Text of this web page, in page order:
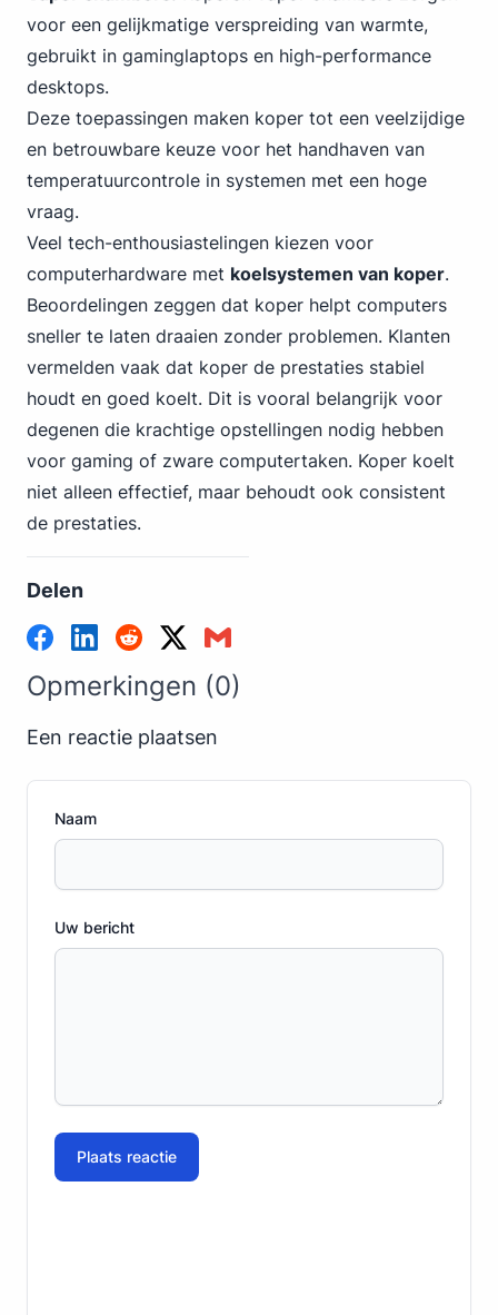
voor een gelijkmatige verspreiding van warmte,
gebruikt in gaminglaptops en high-performance
desktops.
Deze toepassingen maken koper tot een veelzijdige
en betrouwbare keuze voor het handhaven van
temperatuurcontrole in systemen met een hoge
vraag.
Veel tech-enthousiastelingen kiezen voor
computerhardware met koelsystemen van koper.
Beoordelingen zeggen dat koper helpt computers
sneller te laten draaien zonder problemen. Klanten
vermelden vaak dat koper de prestaties stabiel
houdt en goed koelt. Dit is vooral belangrijk voor
degenen die krachtige opstellingen nodig hebben
voor gaming of zware computertaken. Koper koelt
niet alleen effectief, maar behoudt ook consistent
de prestaties.
Delen
Opmerkingen (0)
Een reactie plaatsen
Naam
Uw bericht
Plaats reactie